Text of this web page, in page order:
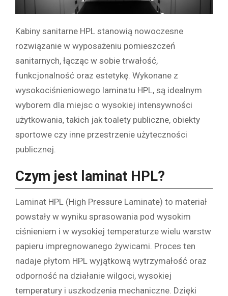
Kabiny sanitarne HPL stanowią nowoczesne
rozwiązanie w wyposażeniu pomieszczeń
sanitarnych, łącząc w sobie trwałość,
funkcjonalność oraz estetykę. Wykonane z
wysokociśnieniowego laminatu HPL, są idealnym
wyborem dla miejsc o wysokiej intensywności
użytkowania, takich jak toalety publiczne, obiekty
sportowe czy inne przestrzenie użyteczności
publicznej.
Czym jest laminat HPL?
Laminat HPL (High Pressure Laminate) to materiał
powstały w wyniku sprasowania pod wysokim
ciśnieniem i w wysokiej temperaturze wielu warstw
papieru impregnowanego żywicami. Proces ten
nadaje płytom HPL wyjątkową wytrzymałość oraz
odporność na działanie wilgoci, wysokiej
temperatury i uszkodzenia mechaniczne. Dzięki